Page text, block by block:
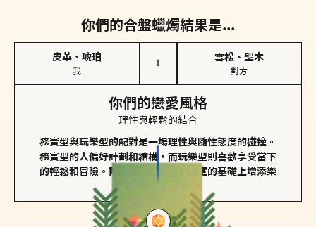
你們的合盤蠟燭結果是...
皮革、琥珀
我
＋
雪松、聖木
對方
你們的戀愛風格
理性與輕鬆的結合
務實型與玩樂型的配對是一場理性與隨性態度的碰撞。
務實型的人偏好計劃和結構，而玩樂型則喜歡享受當下
的輕鬆和冒險。兩者的關係能夠在穩定的基礎上增添樂